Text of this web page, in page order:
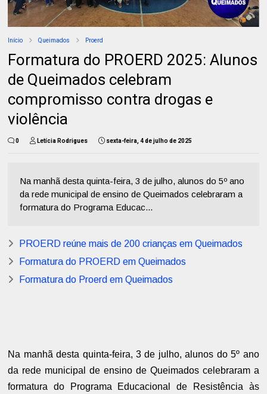
Início Queimados Proerd
Formatura do PROERD 2025: Alunos
de Queimados celebram
compromisso contra drogas e
violência
0 Letícia Rodrigues sexta-feira, 4 de julho de 2025
Na manhã desta quinta-feira, 3 de julho, alunos do 5º ano
da rede municipal de ensino de Queimados celebraram a
formatura do Programa Educac...
PROERD reúne mais de 200 crianças em Queimados
Formatura do PROERD em Queimados
Formatura do Proerd em Queimados
Na manhã desta quinta-feira, 3 de julho, alunos do 5º ano
da rede municipal de ensino de Queimados celebraram a
formatura do Programa Educacional de Resistência às